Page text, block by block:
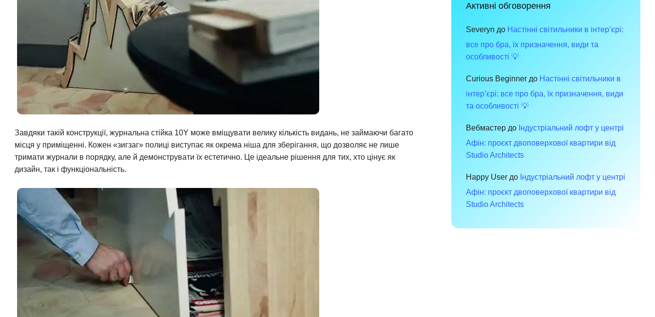
Завдяки такій конструкції, журнальна стійка 10Y може вміщувати велику кількість видань, не займаючи багато
місця у приміщенні. Кожен «зигзаг» полиці виступає як окрема ніша для зберігання, що дозволяє не лише
тримати журнали в порядку, але й демонструвати їх естетично. Це ідеальне рішення для тих, хто цінує як
дизайн, так і функціональність.
комфорт
вашого
інтер’єру
Активні обговорення
Severyn до Настінні світильники в інтер’єрі:
все про бра, їх призначення, види та
особливості 💡
Curious Beginner до Настінні світильники в
інтер’єрі: все про бра, їх призначення, види
та особливості 💡
Вебмастер до Індустріальний лофт у центрі
Афін: проєкт двоповерхової квартири від
Studio Architects
Happy User до Індустріальний лофт у центрі
Афін: проєкт двоповерхової квартири від
Studio Architects